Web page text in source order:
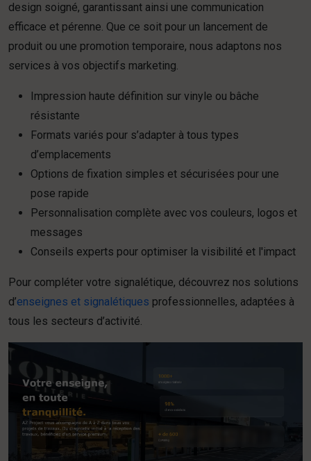
design soigné, garantissant ainsi une communication
efficace et pérenne. Que ce soit pour un lancement de
produit ou une promotion temporaire, nous adaptons nos
services à vos objectifs marketing.
Impression haute définition sur vinyle ou bâche
résistante
Formats variés pour s’adapter à tous types
d’emplacements
Options de fixation simples et sécurisées pour une
pose rapide
Personnalisation complète avec vos couleurs, logos et
messages
Conseils experts pour optimiser la visibilité et l'impact
Pour compléter votre signalétique, découvrez nos solutions
d’enseignes et signalétiques professionnelles, adaptées à
tous les secteurs d’activité.